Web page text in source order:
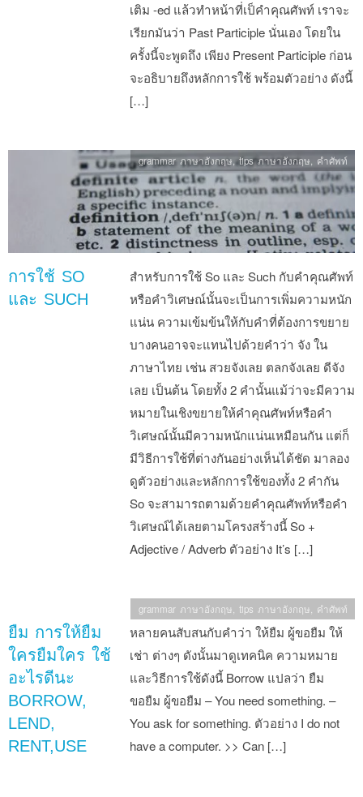
เติม -ed แล้วทำหน้าที่เป็คำคุณศัพท์ เราจะ
เรียกมันว่า Past Participle นั่นเอง โดยใน
ครั้งนี้จะพูดถึง เพียง Present Participle ก่อน
จะอธิบายถึงหลักการใช้ พร้อมตัวอย่าง ดังนี้
[…]
การใช้ SO
และ SUCH
สำหรับการใช้ So และ Such กับคำคุณศัพท์
หรือคำวิเศษณ์นั้นจะเป็นการเพิ่มความหนัก
แน่น ความเข้มข้นให้กับคำที่ต้องการขยาย
บางคนอาจจะแทนไปด้วยคำว่า จัง ใน
ภาษาไทย เช่น สวยจังเลย ตลกจังเลย ดีจัง
เลย เป็นต้น โดยทั้ง 2 คำนั้นแม้ว่าจะมีความ
หมายในเชิงขยายให้คำคุณศัพท์หรือคำ
วิเศษณ์นั้นมีความหนักแน่นเหมือนกัน แต่ก็
มีวิธีการใช้ที่ต่างกันอย่างเห็นได้ชัด มาลอง
ดูตัวอย่างและหลักการใช้ของทั้ง 2 คำกัน
So จะสามารถตามด้วยคำคุณศัพท์หรือคำ
วิเศษณ์ได้เลยตามโครงสร้างนี้ So +
Adjective / Adverb ตัวอย่าง It’s […]
grammar ภาษาอังกฤษ,tips ภาษาอังกฤษ, คำศัพท์
ยืม การให้ยืม
ใครยืมใคร ใช้
อะไรดีนะ
BORROW,
LEND,
RENT,USE
หลายคนสับสนกับคำว่า ให้ยืม ผู้ขอยืม ให้
เช่า ต่างๆ ดังนั้นมาดูเทคนิค ความหมาย
และวิธีการใช้ดังนี้ Borrow แปลว่า ยืม
ขอยืม ผู้ขอยืม – You need something. –
You ask for something. ตัวอย่าง I do not
have a computer. >> Can […]
grammar ภาษาอังกฤษ tips ภาษาอังกฤษ คำศัพท์